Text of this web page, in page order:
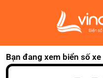
Bạn đang xem biển số xe